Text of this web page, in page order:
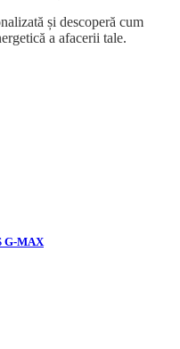
și descoperă cum
a afacerii tale.
G-MAX